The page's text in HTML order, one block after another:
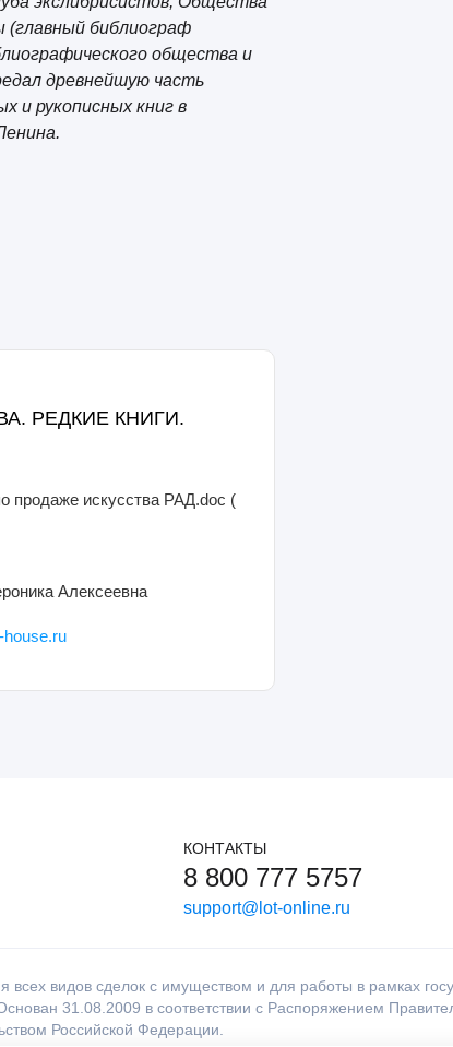
(главный библиограф
общества и
древнейшую часть
и рукописных книг в
РЕДКИЕ КНИГИ.
продаже искусства РАД.doc (
Алексеевна
КОНТАКТЫ
8 800 777 5757
support@lot-online.ru
видов сделок с имуществом и для работы в рамках
31.08.2009 в соответствии с Распоряжением
Российской Федерации.